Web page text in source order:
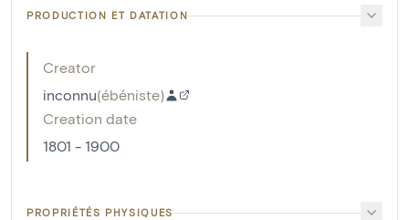
PRODUCTION ET DATATION
Creator
inconnu(ébéniste)
Creation date
1801 - 1900
PROPRIÉTÉS PHYSIQUES